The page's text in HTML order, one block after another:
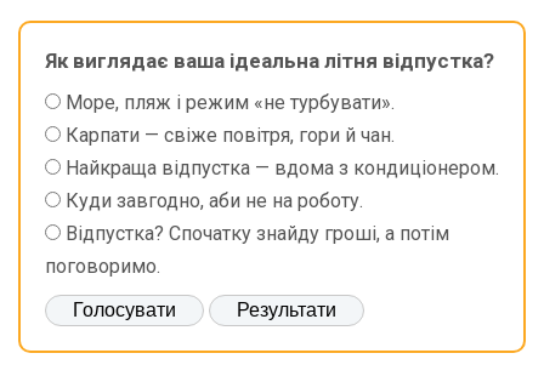
Як виглядає ваша ідеальна літня відпустка?
Море, пляж і режим «не турбувати».
Карпати — свіже повітря, гори й чан.
Найкраща відпустка — вдома з кондиціонером.
Куди завгодно, аби не на роботу.
Відпустка? Спочатку знайду гроші, а потім
поговоримо.